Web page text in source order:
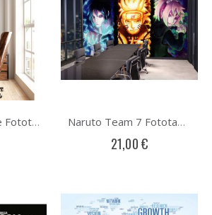
Deutschlandkarte Fototapete Naruto Team 7 Fototapete
21,00 €